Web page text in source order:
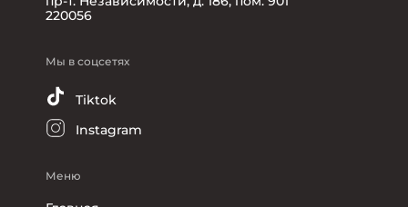
220056
Мы в соцсетях
Tiktok
Instagram
Меню